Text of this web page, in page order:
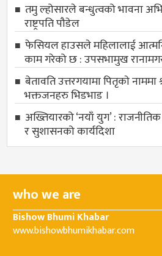
तमु ल्होसारले बन्धुत्वको भावना
राष्ट्रपति पौडेल
फेसियल हाउसले महिलालाई
काम गरेको छ : उपसभामुख
बेतावति उत्तरगयामा पितृकाे नाममा
भक्तजनहरु भिडभाड ।
अख्तियारको ‘नयाँ युग’ :
र सुशासनको कार्यदिशा
who we are
Bishow Bhumi Khabar
www.bishowbhumikhabar.com